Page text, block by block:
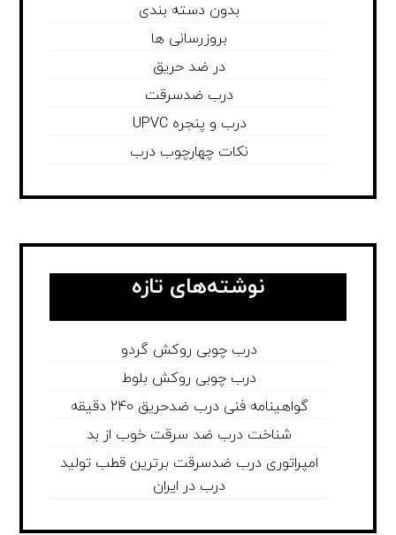
بدون دسته بندی
بروزرسانی ها
در ضد حریق
درب ضدسرقت
درب و پنجره UPVC
نکات چهارچوب درب
نوشته‌های تازه
درب چوبی روکش گردو
درب چوبی روکش بلوط
گواهینامه فنی درب ضدحریق 240 دقیقه
شناخت درب ضد سرقت خوب از بد
امپراتوری درب ضدسرقت برترین قطب تولید
درب در ایران